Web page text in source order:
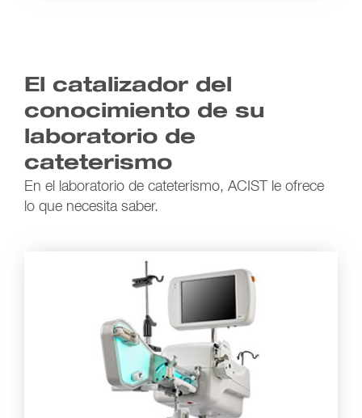
El catalizador del
conocimiento de su
laboratorio de
cateterismo
En el laboratorio de cateterismo, ACIST le ofrece
lo que necesita saber.